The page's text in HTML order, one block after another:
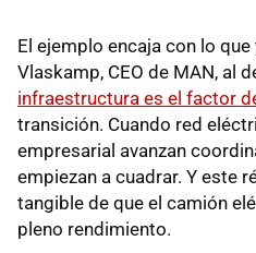
El ejemplo encaja con lo
Vlaskamp, CEO de MAN, al
infraestructura es el factor
transición. Cuando red
empresarial avanzan
empiezan a cuadrar. Y este
tangible de que el camión
pleno rendimiento.